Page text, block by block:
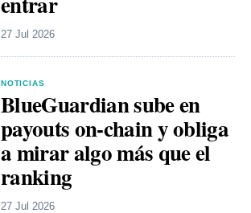
27 Jul 2026
NOTICIAS
BlueGuardian sube en
payouts on-chain y obliga
a mirar algo más que el
ranking
27 Jul 2026